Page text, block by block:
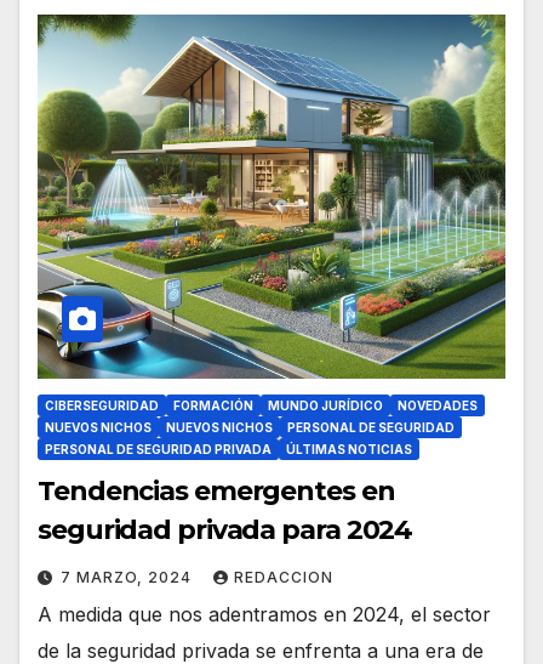
CIBERSEGURIDAD FORMACIÓN MUNDO JURÍDICO
NOVEDADES
NUEVOS NICHOS
NUEVOS NICHOS
PERSONAL DE SEGURIDAD
PERSONAL DE SEGURIDAD PRIVADA
ÚLTIMAS NOTICIAS
Tendencias emergentes en
seguridad privada para 2024
7 MARZO, 2024 REDACCION
A medida que nos adentramos en 2024, el sector
de la seguridad privada se enfrenta a una era de